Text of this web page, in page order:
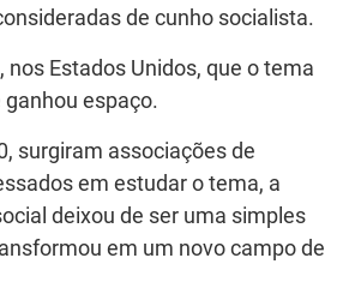
de cunho socialista.
Estados Unidos, que o tema
espaço.
surgiram associações de
em estudar o tema, a
deixou de ser uma simples
em um novo campo de